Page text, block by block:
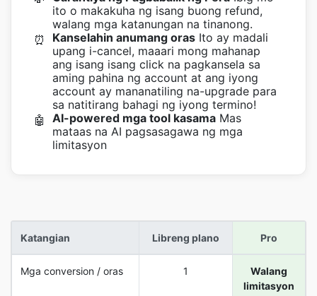
ito o makakuha ng isang buong refund,
walang mga katanungan na tinanong.
⏰
Kanselahin anumang oras Ito ay madali
upang i-cancel, maaari mong mahanap
ang isang isang click na pagkansela sa
aming pahina ng account at ang iyong
account ay mananatiling na-upgrade para
sa natitirang bahagi ng iyong termino!
🤖
AI-powered mga tool kasama Mas
mataas na AI pagsasagawa ng mga
limitasyon
Katangian Libreng plano Pro
Mga conversion / oras 1
Walang
limitasyon